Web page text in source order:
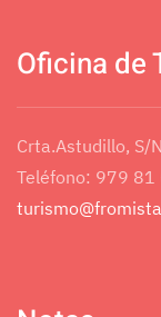
Oficina de
Crta.Astudillo, S/
Teléfono: 979